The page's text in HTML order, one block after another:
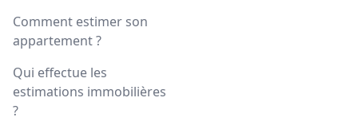
Comment estimer son
appartement ?
Qui effectue les
estimations immobilières
?